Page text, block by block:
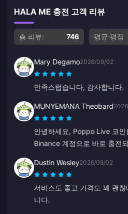
HALA ME 충전 고객 리뷰
총 리뷰: 746 평균 평점
Mary Degamo2026/08/02
만족스럽습니다, 감사합니다.
MUNYEMANA Theobard
안녕하세요, Poppo Live 코인
Binance 계정으로 바로 충전
니다, 앞으로도 계속 번창하세
Dustin Wesley2026/08/02
서비스도 좋고 가격도 꽤 괜
니다.